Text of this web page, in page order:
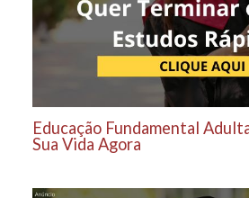
Educação Fundamental
Sua Vida Agora